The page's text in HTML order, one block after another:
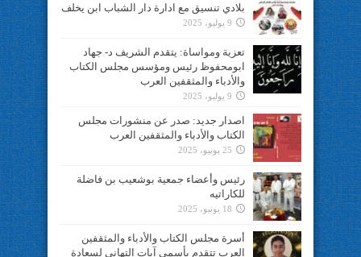
بلادي تنسيق مع ادارة دار الشباب ابن يخلف
9 يوليو، 2025
تعزية ومواساة: يتقدم الشريف د- جهاد
ابومحفوظ رئيس ومؤسس مجلس الكتاب
والأدباء والمثقفين العرب
9 يوليو، 2025
اصدار جديد: صدر عن منشورات مجلس
الكتاب والأدباء والمثقفين العرب
25 يونيو، 2025
رئيس وأعضاء جمعية بوشعيب بن فاضلة
للكاراتيه
18 يونيو، 2025
أسرة مجلس الكتاب والأدباء والمثقفين
العرب تتقدم بأسمى آيات التهاني لسعادة